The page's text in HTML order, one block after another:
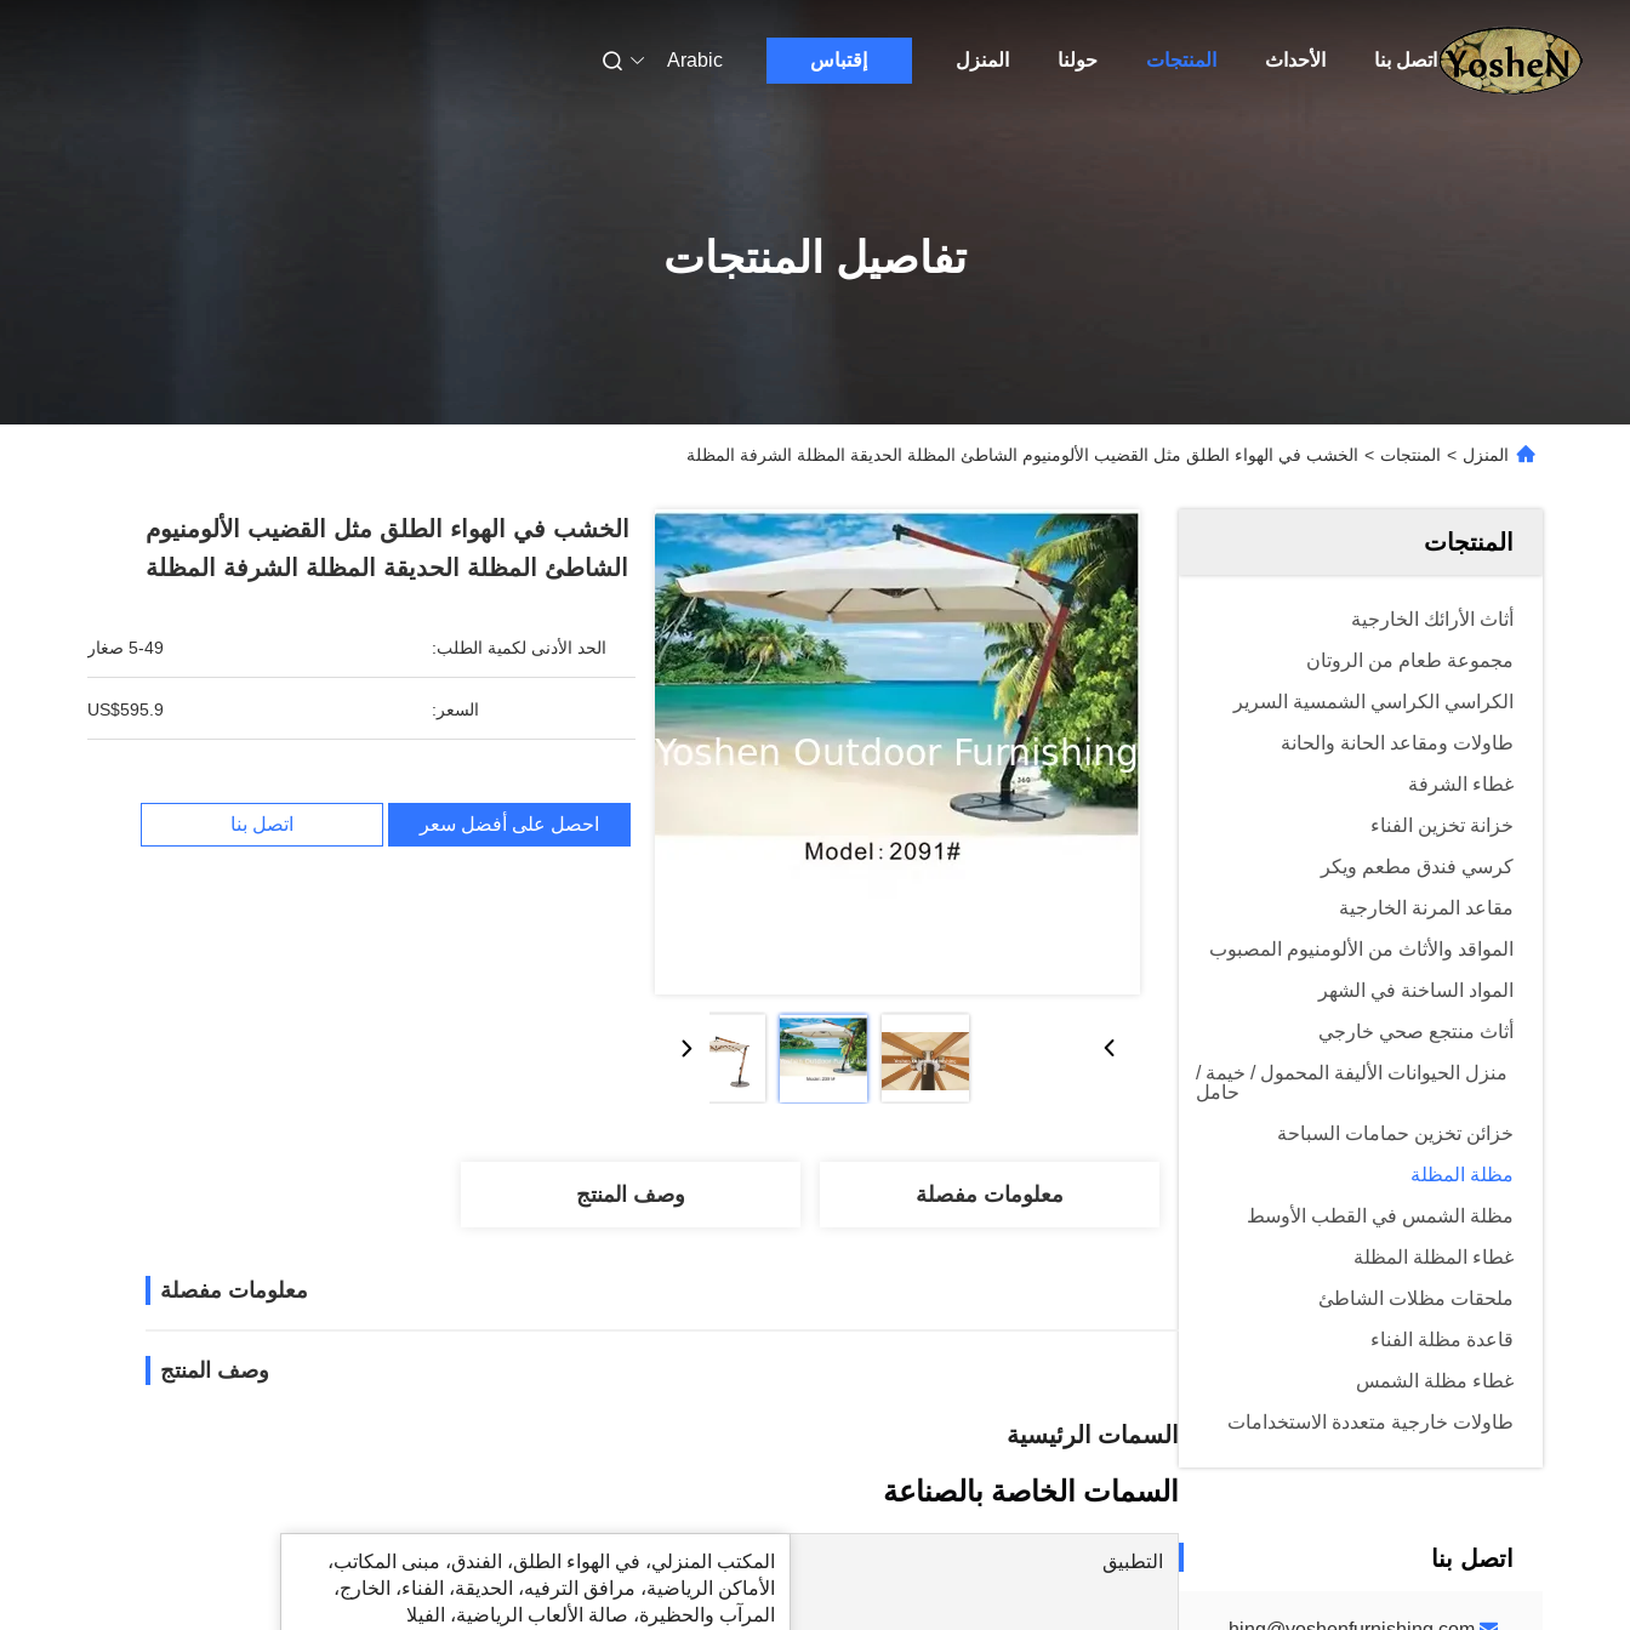
المنزل حولنا المنتجات الأحداث اتصل بنا إقتباس Arabic
تفاصيل المنتجات
المنزل > المنتجات > الخشب في الهواء الطلق مثل القضيب الألومنيوم الشاطئ المظلة الحديقة المظلة الشرفة المظلة
المنتجات
أثاث الأرائك الخارجية
مجموعة طعام من الروتان
الكراسي الكراسي الشمسية السرير
طاولات ومقاعد الحانة والحانة
غطاء الشرفة
خزانة تخزين الفناء
كرسي فندق مطعم ويكر
مقاعد المرنة الخارجية
المواقد والأثاث من الألومنيوم المصبوب
المواد الساخنة في الشهر
أثاث منتجع صحي خارجي
منزل الحيوانات الأليفة المحمول / خيمة /
حامل
خزائن تخزين حمامات السباحة
مظلة المظلة
مظلة الشمس في القطب الأوسط
غطاء المظلة المظلة
ملحقات مظلات الشاطئ
قاعدة مظلة الفناء
غطاء مظلة الشمس
طاولات خارجية متعددة الاستخدامات
اتصل بنا
الخشب في الهواء الطلق مثل القضيب الألومنيوم
الشاطئ المظلة الحديقة المظلة الشرفة المظلة
الحد الأدنى لكمية الطلب: 5-49 صغار
السعر: US$595.9
احصل على أفضل سعر اتصل بنا
معلومات مفصلة وصف المنتج
معلومات مفصلة
وصف المنتج
السمات الرئيسية
السمات الخاصة بالصناعة
التطبيق
المكتب المنزلي، في الهواء الطلق، الفندق، مبنى المكاتب،
الأماكن الرياضية، مرافق الترفيه، الحديقة، الفناء، الخارج،
المرآب والحظيرة، صالة الألعاب الرياضية، الفيلا